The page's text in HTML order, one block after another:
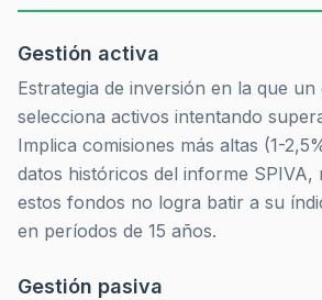
Gestión activa
Estrategia de inversión en la que
selecciona activos intentando
Implica comisiones más altas (1-
datos históricos del informe SPIVA,
estos fondos no logra batir a su
en períodos de 15 años.
Gestión pasiva